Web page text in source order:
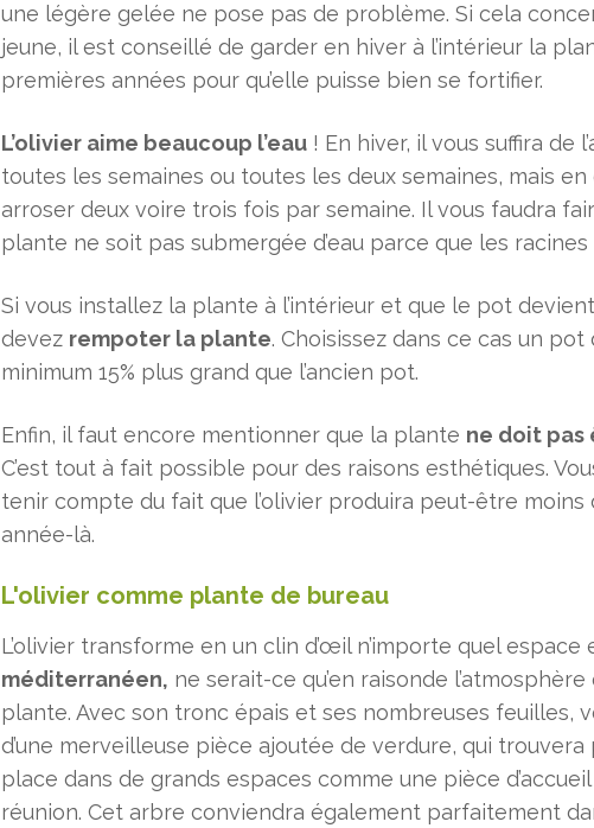
une légère gelée ne pose pas de problème. Si cela
jeune, il est conseillé de garder en hiver à l’intérieur la
premières années pour qu’elle puisse bien se fortifier.
L’olivier aime beaucoup l’eau ! En hiver, il vous suffira de
toutes les semaines ou toutes les deux semaines, mais
arroser deux voire trois fois par semaine. Il vous faudra
plante ne soit pas submergée d’eau parce que les
Si vous installez la plante à l’intérieur et que le pot
devez rempoter la plante. Choisissez dans ce cas un pot
minimum 15% plus grand que l’ancien pot.
Enfin, il faut encore mentionner que la plante ne doit pas
C’est tout à fait possible pour des raisons esthétiques.
tenir compte du fait que l’olivier produira peut-être
année-là.
L'olivier comme plante de bureau
L’olivier transforme en un clin d’œil n’importe quel espace
méditerranéen, ne serait-ce qu’en raisonde
plante. Avec son tronc épais et ses nombreuses feuilles,
d’une merveilleuse pièce ajoutée de verdure, qui
place dans de grands espaces comme une pièce
réunion. Cet arbre conviendra également parfaitement